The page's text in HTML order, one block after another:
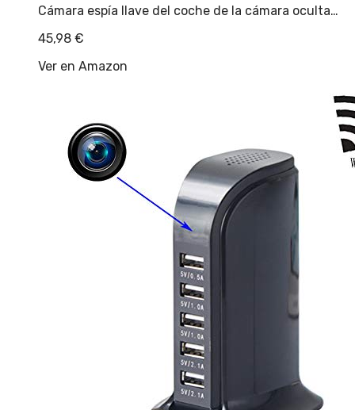
Cámara espía llave del coche de la cámara oculta…
45,98 €
Ver en Amazon